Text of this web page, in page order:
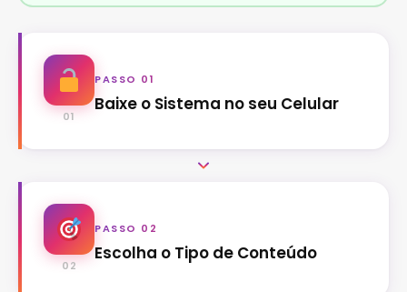
01
PASSO 01
Baixe o Sistema no seu Celular
02
PASSO 02
Escolha o Tipo de Conteúdo